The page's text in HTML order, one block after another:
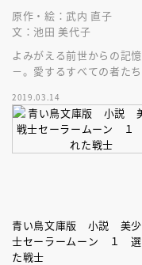
原作・絵：武内 直子
文：池田 美代子
よみがえる前世からの記
－。愛するすべての者た
たちとともに聖なる戦い
む！
2019.03.14
青い鳥文庫版 小説 美少
士セーラームーン １ 選
た戦士